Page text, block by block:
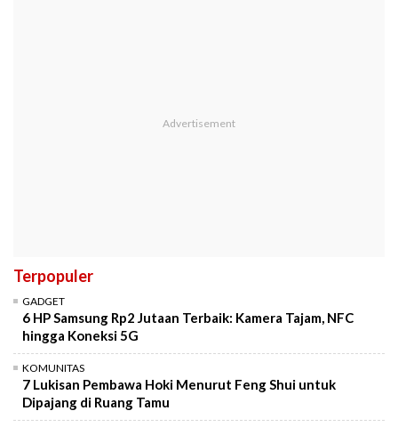
Terpopuler
GADGET
6 HP Samsung Rp2 Jutaan Terbaik: Kamera Tajam, NFC
hingga Koneksi 5G
KOMUNITAS
7 Lukisan Pembawa Hoki Menurut Feng Shui untuk
Dipajang di Ruang Tamu